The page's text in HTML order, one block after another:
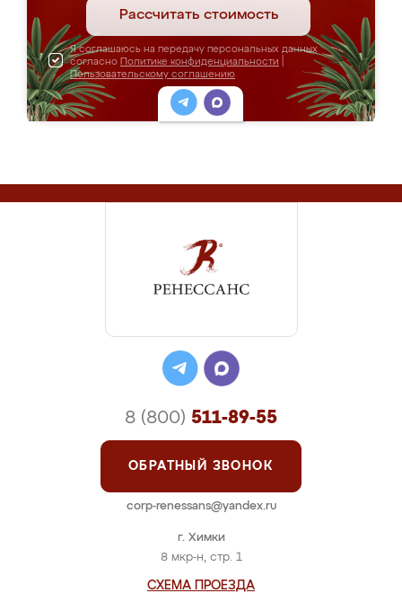
Рассчитать стоимость
Я соглашаюсь на передачу персональных данных
согласно Политике конфиденциальности
Пользовательскому соглашению
г. Химки
8 мкр-н, стр. 1
СХЕМА ПРОЕЗДА
8 (800) 511-89-55
ОБРАТНЫЙ ЗВОНОК
corp-renessans@yandex.ru